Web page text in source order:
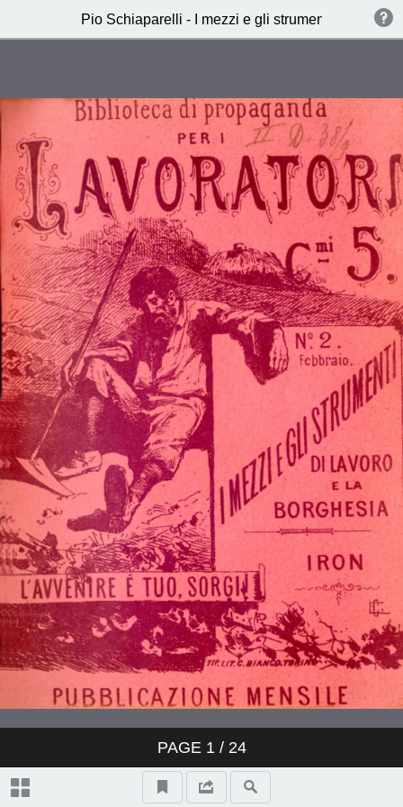
Pio Schiaparelli - I mezzi e gli strumenti di lavoro
PAGE 1/ 24